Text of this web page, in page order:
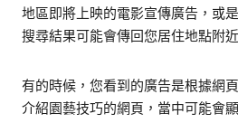
地區即將上映的電影宣傳廣告，或
搜尋結果可能會傳回您居住地點附
有的時候，您看到的廣告是根據網
介紹園藝技巧的網頁，當中可能會